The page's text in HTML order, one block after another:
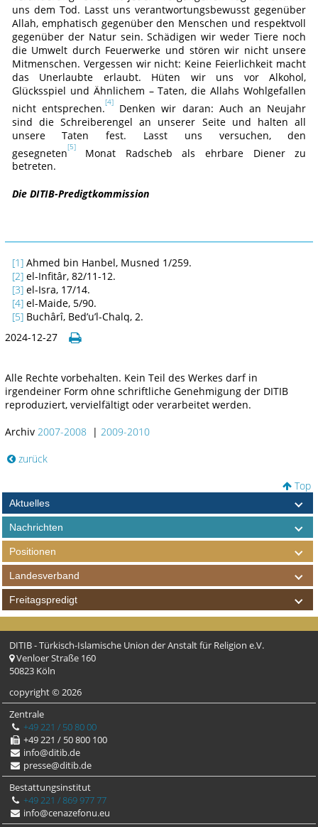
uns dem Tod. Lasst uns verantwortungsbewusst gegenüber
Allah, emphatisch gegenüber den Menschen und respektvoll
gegenüber der Natur sein. Schädigen wir weder Tiere noch
die Umwelt durch Feuerwerke und stören wir nicht unsere
Mitmenschen. Vergessen wir nicht: Keine Feierlichkeit macht
das Unerlaubte erlaubt. Hüten wir uns vor Alkohol,
Glücksspiel und Ähnlichem – Taten, die Allahs Wohlgefallen
nicht entsprechen.[4]Denken wir daran: Auch an Neujahr
sind die Schreiberengel an unserer Seite und halten all
unsere Taten fest. Lasst uns versuchen, den
gesegneten[5]Monat Radscheb als ehrbare Diener zu
betreten.
Die DITIB-Predigtkommission
[1]Ahmed bin Hanbel, Musned 1/259.
[2]el-Infitâr, 82/11-12.
[3]el-Isra, 17/14.
[4]el-Maide, 5/90.
[5]Buchârî, Bed’u’l-Chalq, 2.
2024-12-27
Alle Rechte vorbehalten. Kein Teil des Werkes darf in
irgendeiner Form ohne schriftliche Genehmigung der DITIB
reproduziert, vervielfältigt oder verarbeitet werden.
Archiv 2007-2008 | 2009-2010
zurück
Top
Aktuelles
Nachrichten
Positionen
Landesverband
Freitagspredigt
DITIB - Türkisch-Islamische Union der Anstalt für Religion e.V.
Venloer Straße 160
50823 Köln
copyright © 2026
Zentrale
+49 221 / 50 80 00
+49 221 / 50 800 100
info@ditib.de
presse@ditib.de
Bestattungsinstitut
+49 221 / 869 977 77
info@cenazefonu.eu